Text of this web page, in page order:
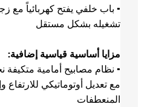
• باب خلفي يفتح كهربائياً مع
تشغيله بشكل مستقل
مزايا أساسية قياسية إضافية:
مع تعديل أوتوماتيكي للارتفاع
المنعطفات